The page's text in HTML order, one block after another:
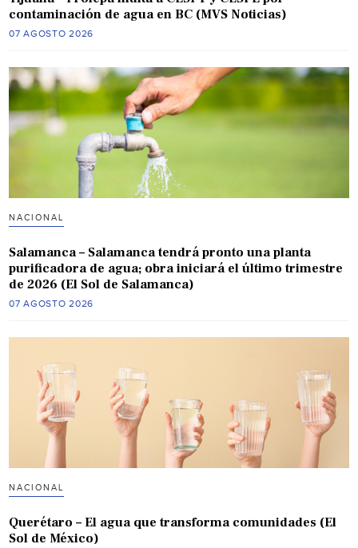
contaminación de agua en BC (MVS Noticias)
07 AGOSTO 2026
NACIONAL
Salamanca – Salamanca tendrá pronto una planta
purificadora de agua; obra iniciará el último trimestre
de 2026 (El Sol de Salamanca)
07 AGOSTO 2026
NACIONAL
Querétaro – El agua que transforma comunidades (El
Sol de México)